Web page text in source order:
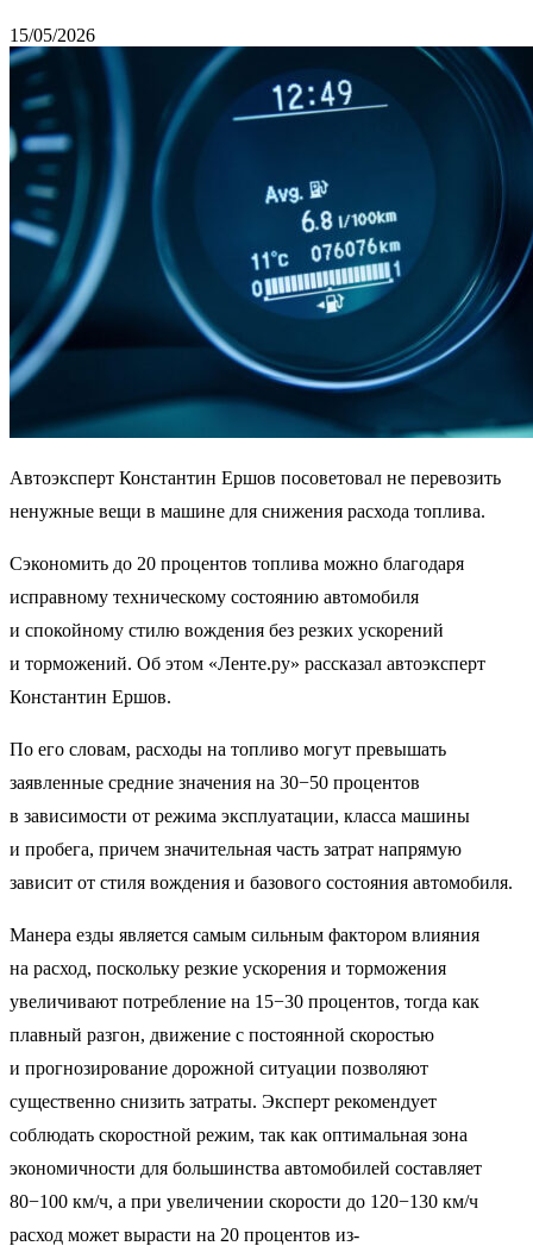
15/05/2026
Автоэксперт Константин Ершов посоветовал не перевозить
ненужные вещи в машине для снижения расхода топлива.
Сэкономить до 20 процентов топлива можно благодаря
исправному техническому состоянию автомобиля
и спокойному стилю вождения без резких ускорений
и торможений. Об этом «Ленте.ру» рассказал автоэксперт
Константин Ершов.
По его словам, расходы на топливо могут превышать
заявленные средние значения на 30−50 процентов
в зависимости от режима эксплуатации, класса машины
и пробега, причем значительная часть затрат напрямую
зависит от стиля вождения и базового состояния автомобиля.
Манера езды является самым сильным фактором влияния
на расход, поскольку резкие ускорения и торможения
увеличивают потребление на 15−30 процентов, тогда как
плавный разгон, движение с постоянной скоростью
и прогнозирование дорожной ситуации позволяют
существенно снизить затраты. Эксперт рекомендует
соблюдать скоростной режим, так как оптимальная зона
экономичности для большинства автомобилей составляет
80−100 км/ч, а при увеличении скорости до 120−130 км/ч
расход может вырасти на 20 процентов из-